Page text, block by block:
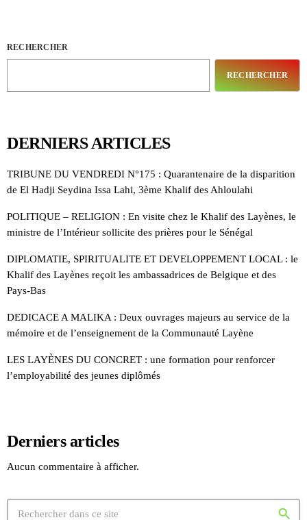
RECHERCHER
RECHERCHER
DERNIERS ARTICLES
TRIBUNE DU VENDREDI N°175 : Quarantenaire de la disparition
de El Hadji Seydina Issa Lahi, 3ème Khalif des Ahloulahi
POLITIQUE – RELIGION : En visite chez le Khalif des Layènes, le
ministre de l’Intérieur sollicite des prières pour le Sénégal
DIPLOMATIE, SPIRITUALITE ET DEVELOPPEMENT LOCAL : le
Khalif des Layènes reçoit les ambassadrices de Belgique et des
Pays-Bas
DEDICACE A MALIKA : Deux ouvrages majeurs au service de la
mémoire et de l’enseignement de la Communauté Layène
LES LAYÈNES DU CONCRET : une formation pour renforcer
l’employabilité des jeunes diplômés
Derniers articles
Aucun commentaire à afficher.
search